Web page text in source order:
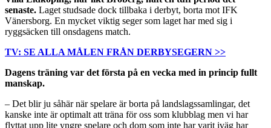
senaste. Laget studsade dock tillbaka i derbyt, borta mot IFK
Vänersborg. En mycket viktig seger som laget har med sig i
ryggsäcken till onsdagens match.
TV: SE ALLA MÅLEN FRÅN DERBYSEGERN >>
Dagens träning var det första på en vecka med in princip fullt
manskap.
– Det blir ju såhär när spelare är borta på landslagssamlingar, det
kanske inte är optimalt att träna för oss som klubblag men vi har
flyttat upp lite yngre spelare och dom som inte har varit iväg har